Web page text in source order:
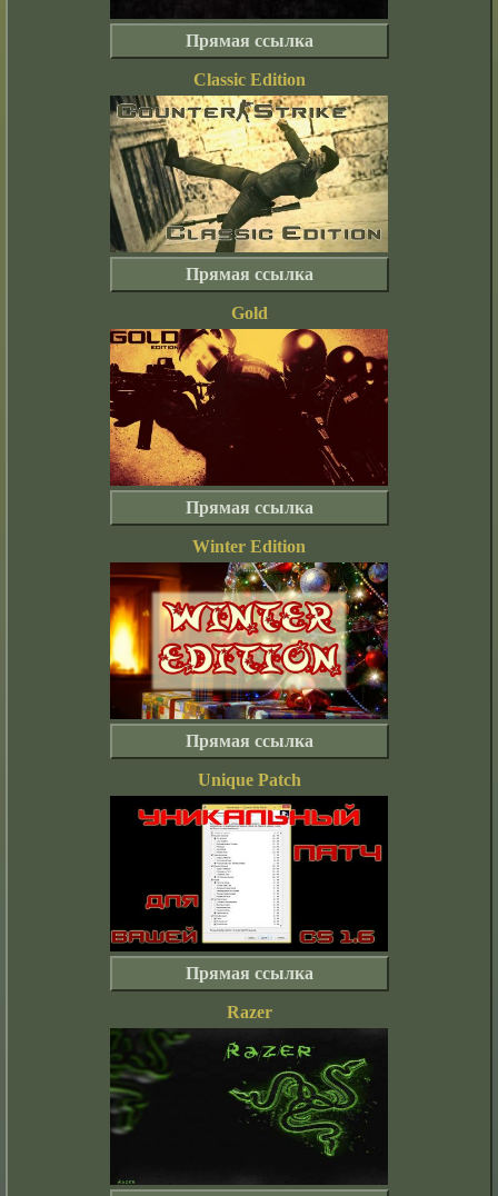
Прямая ссылка
Classic Edition
Прямая ссылка
Gold
Прямая ссылка
Winter Edition
Прямая ссылка
Unique Patch
Прямая ссылка
Razer